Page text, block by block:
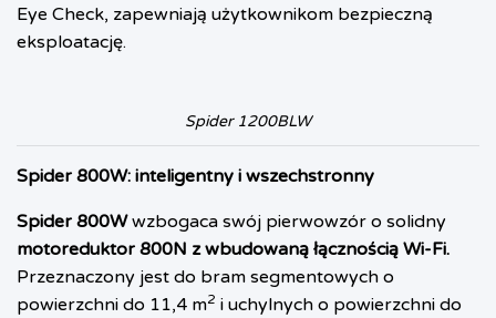
Eye Check, zapewniają użytkownikom bezpieczną
eksploatację.
Spider 1200BLW
Spider 800W: inteligentny i wszechstronny
Spider 800Wwzbogaca swój pierwowzór o solidny
motoreduktor 800N z wbudowaną łącznością Wi-Fi.
Przeznaczony jest do bram segmentowych o
powierzchni do 11,4 m2 i uchylnych o powierzchni do